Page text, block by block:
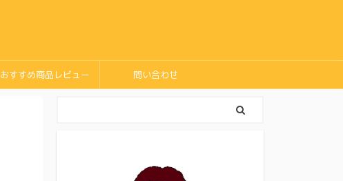
おすすめ商品レビュー 問い合わせ